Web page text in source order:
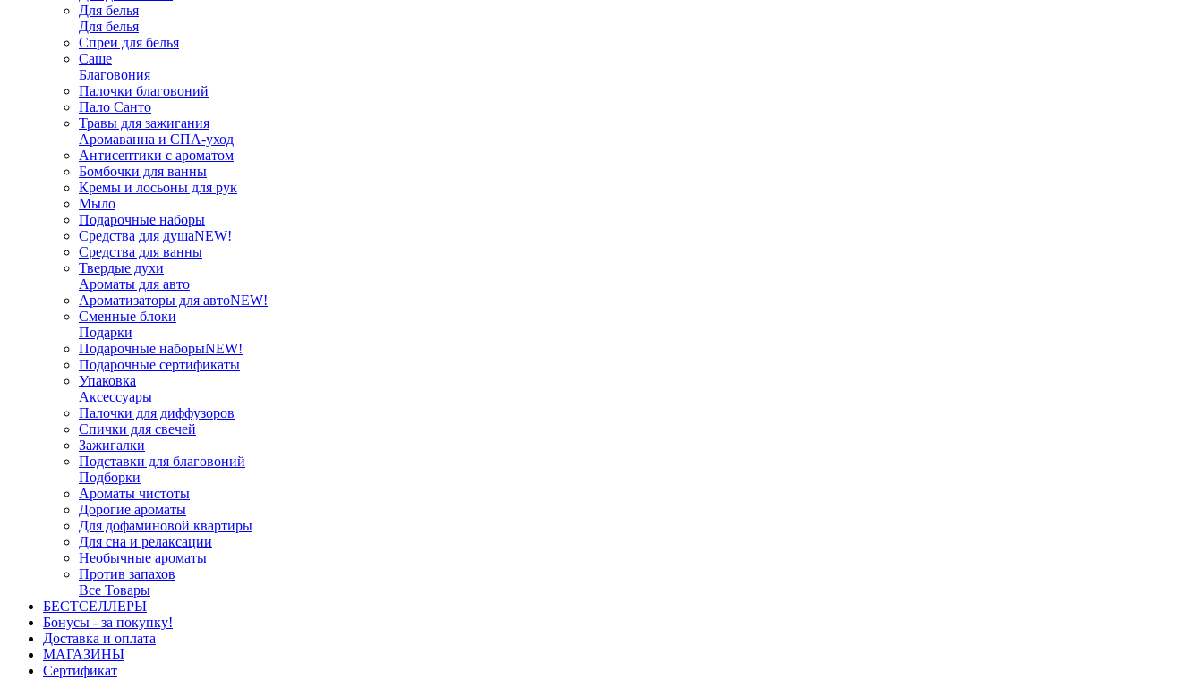
Для белья
Для белья
Спреи для белья
Саше
Благовония
Палочки благовоний
Пало Санто
Травы для зажигания
Аромаванна и СПА-уход
Антисептики с ароматом
Бомбочки для ванны
Кремы и лосьоны для рук
Мыло
Подарочные наборы
Средства для душаNEW!
Средства для ванны
Твердые духи
Ароматы для авто
Ароматизаторы для автоNEW!
Сменные блоки
Подарки
Подарочные наборыNEW!
Подарочные сертификаты
Упаковка
Аксессуары
Палочки для диффузоров
Спички для свечей
Зажигалки
Подставки для благовоний
Подборки
Ароматы чистоты
Дорогие ароматы
Для дофаминовой квартиры
Для сна и релаксации
Необычные ароматы
Против запахов
Все Товары
БЕСТСЕЛЛЕРЫ
Бонусы - за покупку!
Доставка и оплата
МАГАЗИНЫ
Cертификат